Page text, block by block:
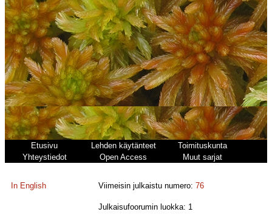
Etusivu Lehden käytänteet
Toimituskunta
Yhteystiedot
Open Access Muut sarjat
In English Viimeisin julkaistu numero:76
Julkaisufoorumin luokka: 1